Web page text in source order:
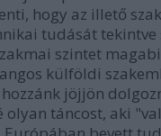
hogy az illető
tudását
szintet
külföldi
jöjjön
olyan táncost, aki